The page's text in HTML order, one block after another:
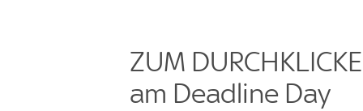
ZUM
am Deadline Day